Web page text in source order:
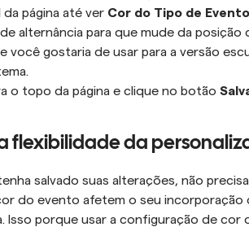
página até ver Cor do Tipo de Evento
alternância para que mude da posição
você gostaria de usar para a versão
o topo da página e clique no botão
flexibilidade da
salvado suas alterações, não
do evento afetem o seu incorporação
Isso porque usar a configuração de cor